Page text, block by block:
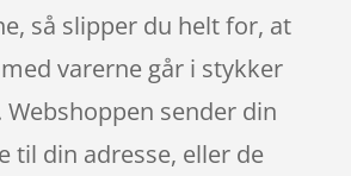
så slipper du helt for, at
varerne går i stykker
Webshoppen sender din
til din adresse, eller de